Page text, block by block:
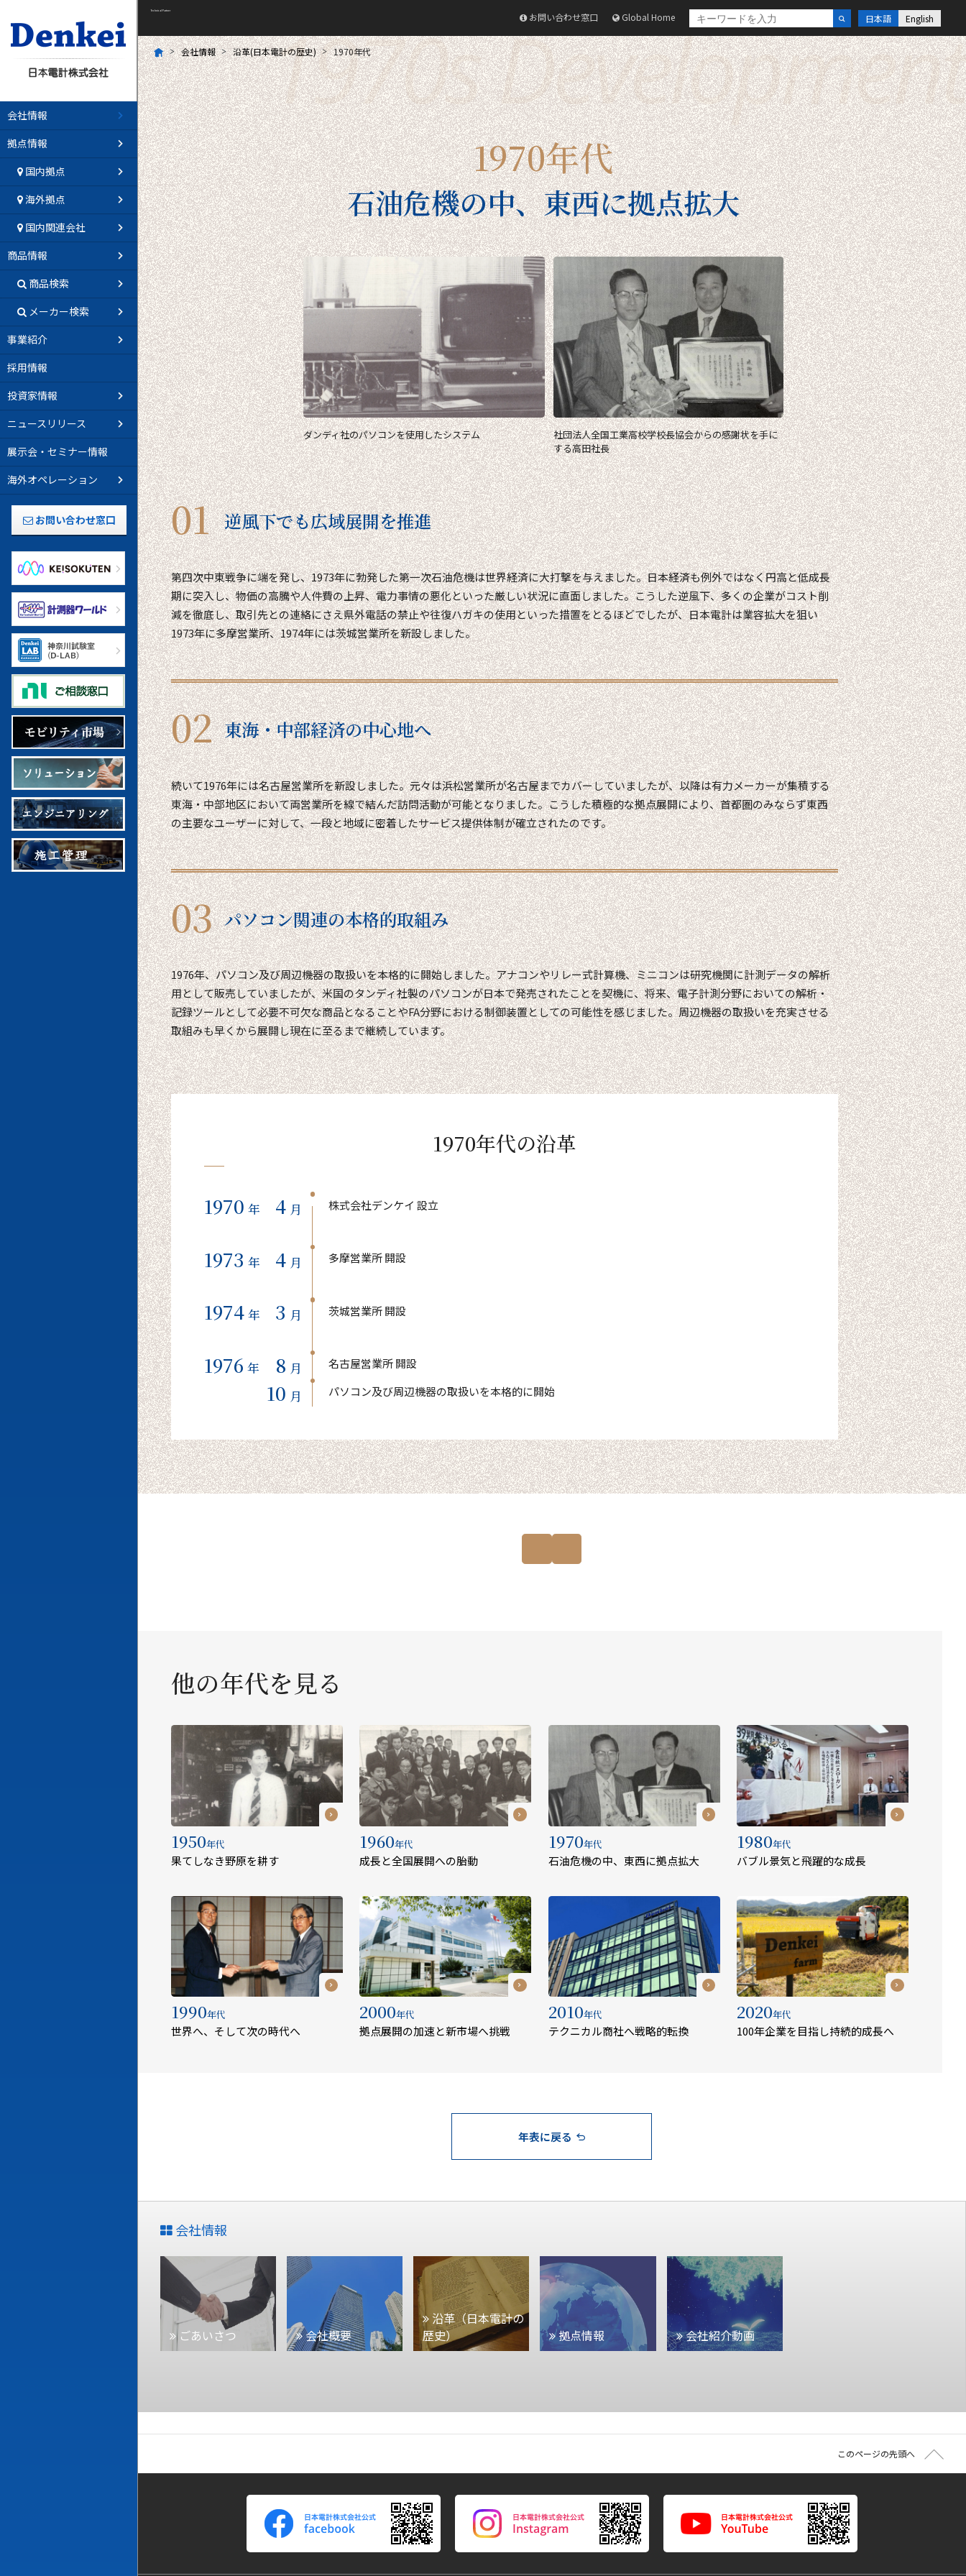
会社情報
拠点情報
国内拠点
海外拠点
国内関連会社
商品情報
商品検索
メーカー検索
事業紹介
採用情報
投資家情報
ニュースリリース
展示会・セミナー情報
海外オペレーション
お問い合わせ窓口
Technical Partner
English
日本語
Global Home
お問い合わせ窓口
1970s Development
会社情報 沿革(日本電計の歴史) 1970年代
1970年代
石油危機の中、東西に拠点拡大
ダンディ社のパソコンを使用したシステム
社団法人全国工業高校学校長協会からの感謝状を手に
する高田社長
逆風下でも広域展開を推進
第四次中東戦争に端を発し、1973年に勃発した第一次石油危機は世界経済に大打撃を与えました。日本経済も例外ではなく円高と低成長
期に突入し、物価の高騰や人件費の上昇、電力事情の悪化といった厳しい状況に直面しました。こうした逆風下、多くの企業がコスト削
減を徹底し、取引先との連絡にさえ県外電話の禁止や往復ハガキの使用といった措置をとるほどでしたが、日本電計は業容拡大を狙い
1973年に多摩営業所、1974年には茨城営業所を新設しました。
東海・中部経済の中心地へ
続いて1976年には名古屋営業所を新設しました。元々は浜松営業所が名古屋までカバーしていましたが、以降は有力メーカーが集積する
東海・中部地区において両営業所を線で結んだ訪問活動が可能となりました。こうした積極的な拠点展開により、首都圏のみならず東西
の主要なユーザーに対して、一段と地域に密着したサービス提供体制が確立されたのです。
パソコン関連の本格的取組み
1976年、パソコン及び周辺機器の取扱いを本格的に開始しました。アナコンやリレー式計算機、ミニコンは研究機関に計測データの解析
用として販売していましたが、米国のタンディ社製のパソコンが日本で発売されたことを契機に、将来、電子計測分野においての解析・
記録ツールとして必要不可欠な商品となることやFA分野における制御装置としての可能性を感じました。周辺機器の取扱いを充実させる
取組みも早くから展開し現在に至るまで継続しています。
1970年代の沿革
1970 年 4 月 株式会社デンケイ 設立
1973 年 4 月 多摩営業所 開設
1974 年 3 月 茨城営業所 開設
1976 年 8 月 名古屋営業所 開設
10 月 パソコン及び周辺機器の取扱いを本格的に開始
他の年代を見る
1950年代
果てしなき野原を耕す
1960年代
成長と全国展開への胎動
1970年代
石油危機の中、東西に拠点拡大
1980年代
バブル景気と飛躍的な成長
1990年代
世界へ、そして次の時代へ
2000年代
拠点展開の加速と新市場へ挑戦
2010年代
テクニカル商社へ戦略的転換
2020年代
100年企業を目指し持続的成長へ
年表に戻る
会社情報
ごあいさつ 会社概要
沿革（日本電計の
歴史）
拠点情報 会社紹介動画
このページの先頭へ